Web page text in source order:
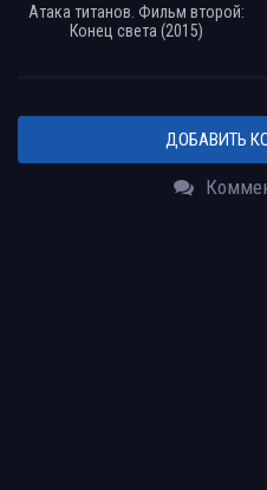
Атака титанов. Фильм второй:
Конец света (2015)
ДОБАВИТЬ